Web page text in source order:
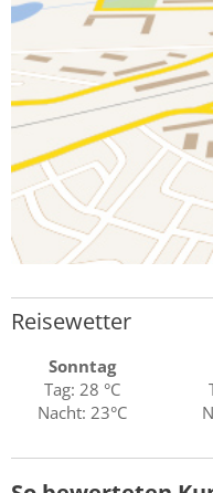
Reisewetter
Sonntag
Tag: 28 °C
Nacht: 23°C